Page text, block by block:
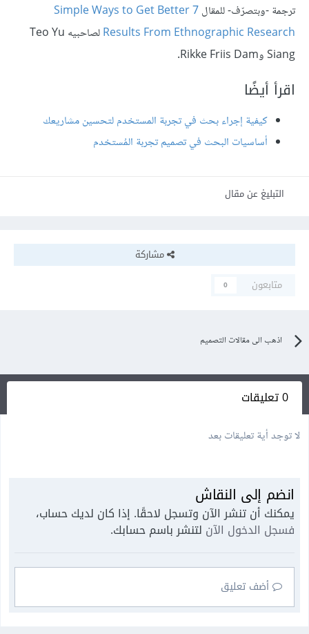
ترجمة -وبتصرّف- للمقال
7 Simple Ways to Get Better
Results From Ethnographic Research
لصاحبيه Teo Yu
Siang وRikke Friis Dam.
اقرأ أيضًا
كيفية إجراء بحث في تجربة المستخدم لتحسين مشاريعك
أساسيات البحث في تصميم تجربة المُستخدم
التبليغ عن مقال
مشاركة
متابعون
0
اذهب الى مقالات التصميم
0 تعليقات
لا توجد أية تعليقات بعد
انضم إلى النقاش
يمكنك أن تنشر الآن وتسجل لاحقًا. إذا كان لديك حساب،
فسجل الدخول الآن لتنشر باسم حسابك.
أضف تعليق